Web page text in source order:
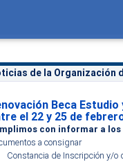
de la Organización
Beca
el 22 y 25 de
con informar a
a consignar
Constancia de Inscripción y/o